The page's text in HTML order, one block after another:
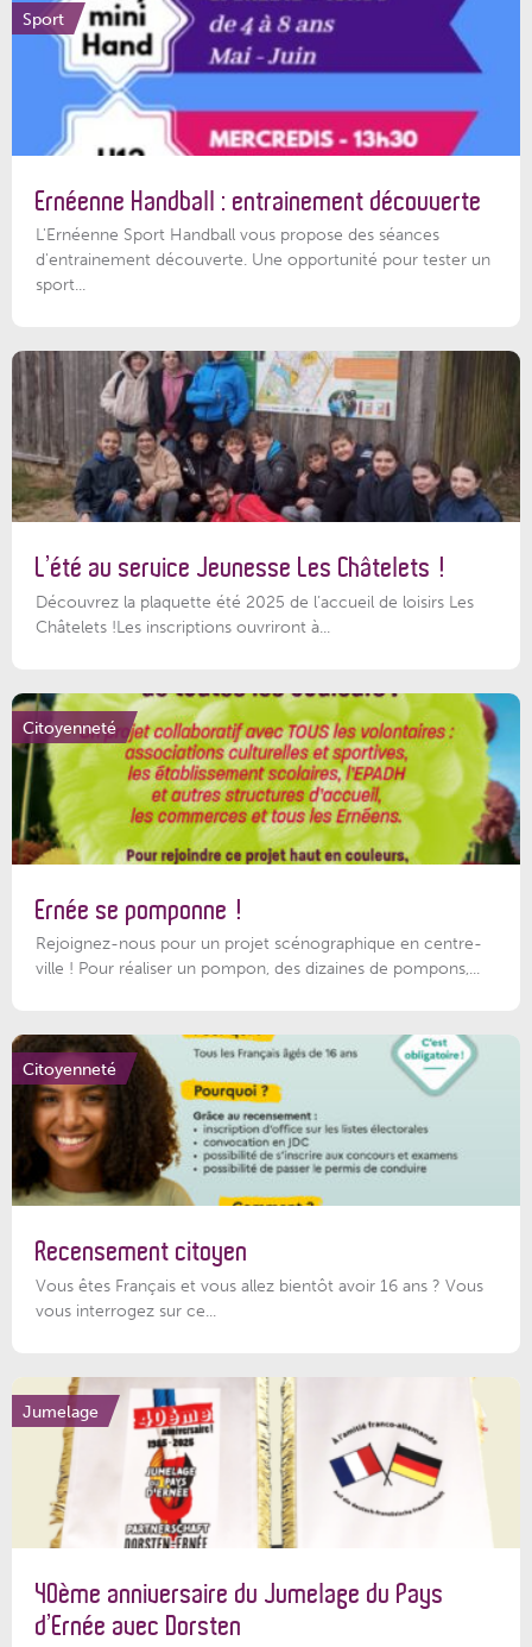
Sport
Ernéenne Handball : entrainement découverte
L'Ernéenne Sport Handball vous propose des séances
d'entrainement découverte. Une opportunité pour tester un
sport...
L’été au service Jeunesse Les Châtelets !
Découvrez la plaquette été 2025 de l’accueil de loisirs Les
Châtelets !Les inscriptions ouvriront à...
Citoyenneté
Ernée se pomponne !
Rejoignez-nous pour un projet scénographique en centre-
ville ! Pour réaliser un pompon, des dizaines de pompons,...
Citoyenneté
Recensement citoyen
Vous êtes Français et vous allez bientôt avoir 16 ans ? Vous
vous interrogez sur ce...
Jumelage
40ème anniversaire du Jumelage du Pays
d’Ernée avec Dorsten